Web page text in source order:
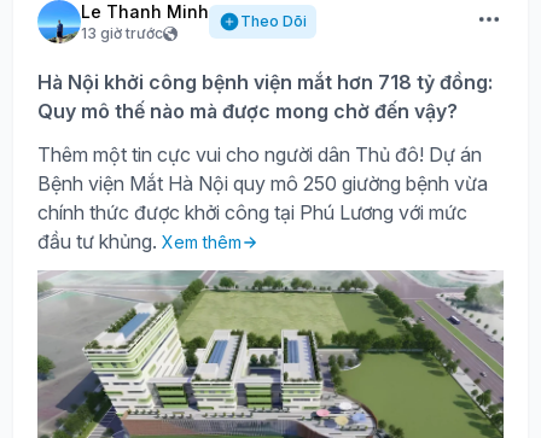
Le Thanh Minh
13 giờ trước
Theo Dõi
Hà Nội khởi công bệnh viện mắt hơn 718 tỷ đồng:
Quy mô thế nào mà được mong chờ đến vậy?
Thêm một tin cực vui cho người dân Thủ đô! Dự án
Bệnh viện Mắt Hà Nội quy mô 250 giường bệnh vừa
chính thức được khởi công tại Phú Lương với mức
đầu tư khủng. Xem thêm